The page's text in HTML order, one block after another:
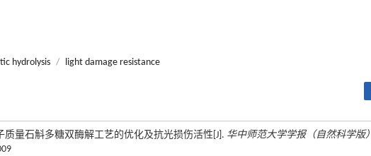
hydrolysis / light damage resistance
量石斛多糖双酶解工艺的优化及抗光损伤活性[J]. 华中师范大学学报（自然科学版）